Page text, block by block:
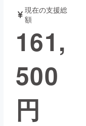
音楽
ゲーム・サ
現在の支援総
額
161,
500
円